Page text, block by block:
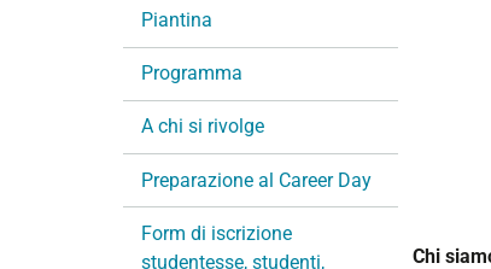
Chi
z
o
e
Piantina
Programma
A chi si rivolge
Preparazione al Career Day
Form di iscrizione
studentesse, studenti,